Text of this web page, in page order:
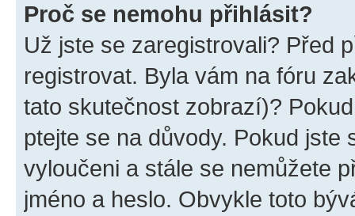
Proč se nemohu přihlásit?
Už jste se zaregistrovali? Před
registrovat. Byla vám na fóru
tato skutečnost zobrazí)?
ptejte se na důvody. Pokud jste
vyloučeni a stále se nemůžete
jméno a heslo. Obvykle toto